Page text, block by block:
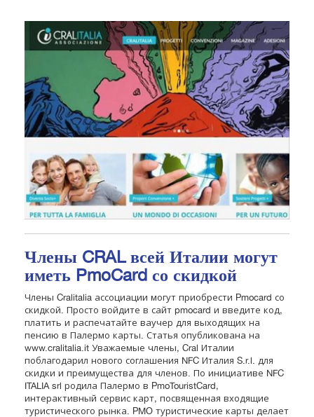
Члены CRAL всей Италии могут
иметь PmoCard со скидкой
Члены Cralitalia ассоциации могут приобрести Pmocard со
скидкой. Просто войдите в сайт pmocard и введите код,
платить и распечатайте ваучер для выходящих на
пенсию в Палермо карты. Статья опубликована на
www.cralitalia.it Уважаемые члены, Cral Италии
поблагодарил нового соглашения NFC Италия S.r.l. для
скидки и преимущества для членов. По инициативе NFC
ITALIA srl родила Палермо в PmoTouristCard,
интерактивный сервис карт, посвященная входящие
туристического рынка. PMO туристические карты делает